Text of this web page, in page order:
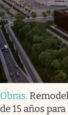
Obras.
de 15 años